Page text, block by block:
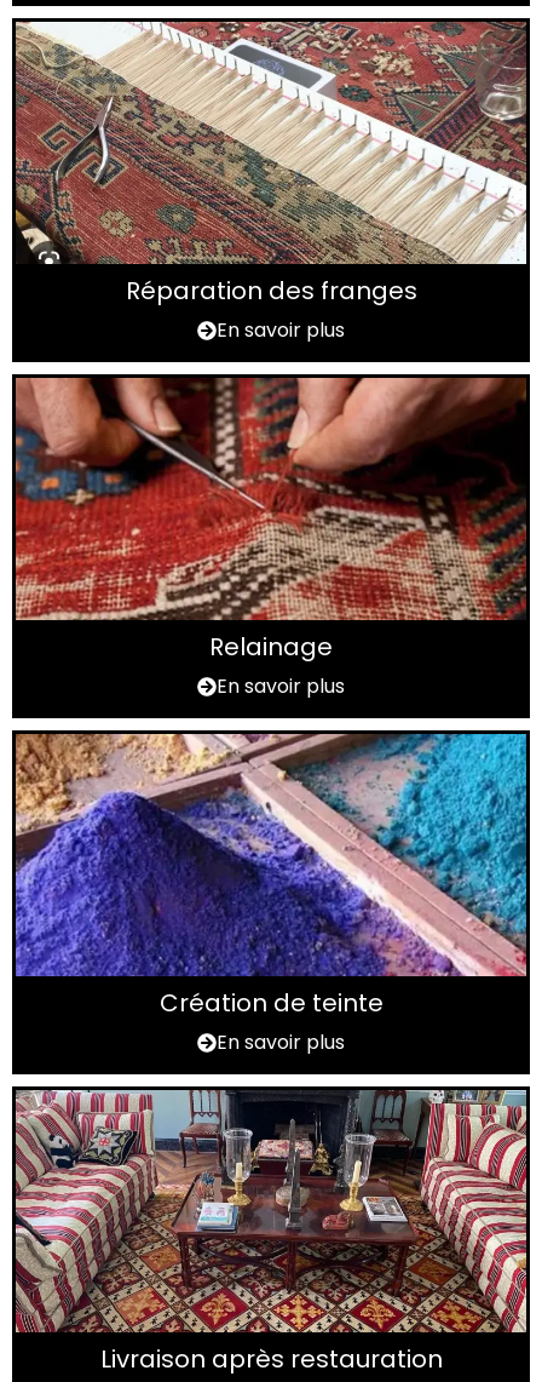
Réparation des franges
En savoir plus
Relainage
En savoir plus
Création de teinte
En savoir plus
Livraison après restauration